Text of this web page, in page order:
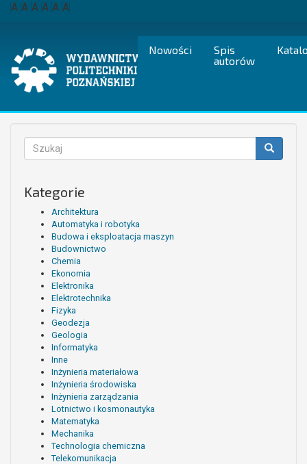
Przejdź
A A A A A A
Nowości
Spis
autorów
Formularz
wyszukiwania
Kategorie
Architektura
Automatyka i robotyka
Budowa i eksploatacja maszyn
Budownictwo
Chemia
Ekonomia
Elektronika
Elektrotechnika
Fizyka
Geodezja
Geologia
Informatyka
Inne
Inżynieria materiałowa
Inżynieria środowiska
Inżynieria zarządzania
Lotnictwo i kosmonautyka
Matematyka
Mechanika
Technologia chemiczna
Telekomunikacja